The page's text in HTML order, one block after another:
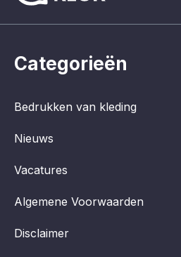
Categorieën
Bedrukken van kleding
Nieuws
Vacatures
Algemene Voorwaarden
Disclaimer